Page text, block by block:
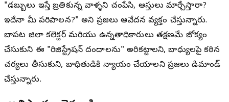
"డబ్బులు ఇస్తే బ్రతికున్న వాళ్ళని చంపేసి, ఆస్తులు మార్చేస్తారా?
ఇదేనా మీ పరిపాలన?" అని ప్రజలు ఆవేదన వ్యక్తం చేస్తున్నారు.
బాపట్ల జిల్లా కలెక్టర్ మరియు ఉన్నతాధికారులు తక్షణమే జోక్యం
చేసుకుని ఈ "రిజిస్ట్రేషన్ దందాలను" అరికట్టాలని, బాధ్యులపై కఠిన
చర్యలు తీసుకుని, బాధితుడికి న్యాయం చేయాలని ప్రజలు డిమాండ్
చేస్తున్నారు.